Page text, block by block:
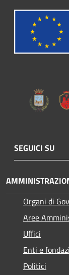
SEGUICI SU
Organi di
Aree
Uffici
Enti e
Politici